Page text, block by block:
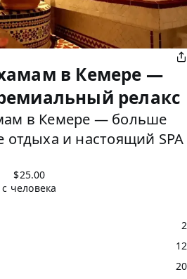
в Кемере —
релакс
в Кемере — больше
и настоящий SPA
$25.00
с человека
2
12
20